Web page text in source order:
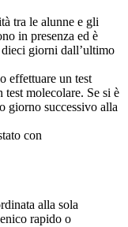
tra le alunne e gli
in presenza ed è
giorni dall’ultimo
effettuare un test
molecolare. Se si è
giorno successivo alla
con
alla sola
rapido o